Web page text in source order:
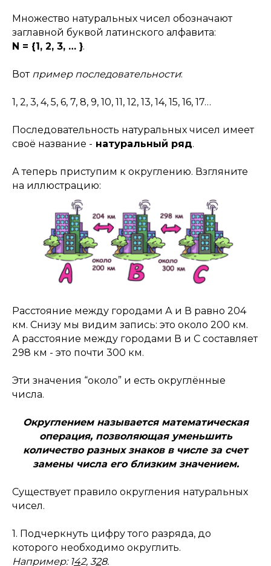
Множество натуральных чисел обозначают
заглавной буквой латинского алфавита:
N = {1, 2, 3, … }.
Вот пример последовательности:
1, 2, 3, 4, 5, 6, 7, 8, 9, 10, 11, 12, 13, 14, 15, 16, 17…
Последовательность натуральных чисел имеет
своё название - натуральный ряд.
А теперь приступим к округлению. Взгляните
на иллюстрацию:
Расстояние между городами А и В равно 204
км. Снизу мы видим запись: это около 200 км.
А расстояние между городами В и С составляет
298 км - это почти 300 км.
Эти значения “около” и есть округлённые
числа.
Округлением называется математическая
операция, позволяющая уменьшить
количество разных знаков в числе за счет
замены числа его близким значением.
Существует правило округления натуральных
чисел.
1. Подчеркнуть цифру того разряда, до
которого необходимо округлить.
Например: 142, 328.